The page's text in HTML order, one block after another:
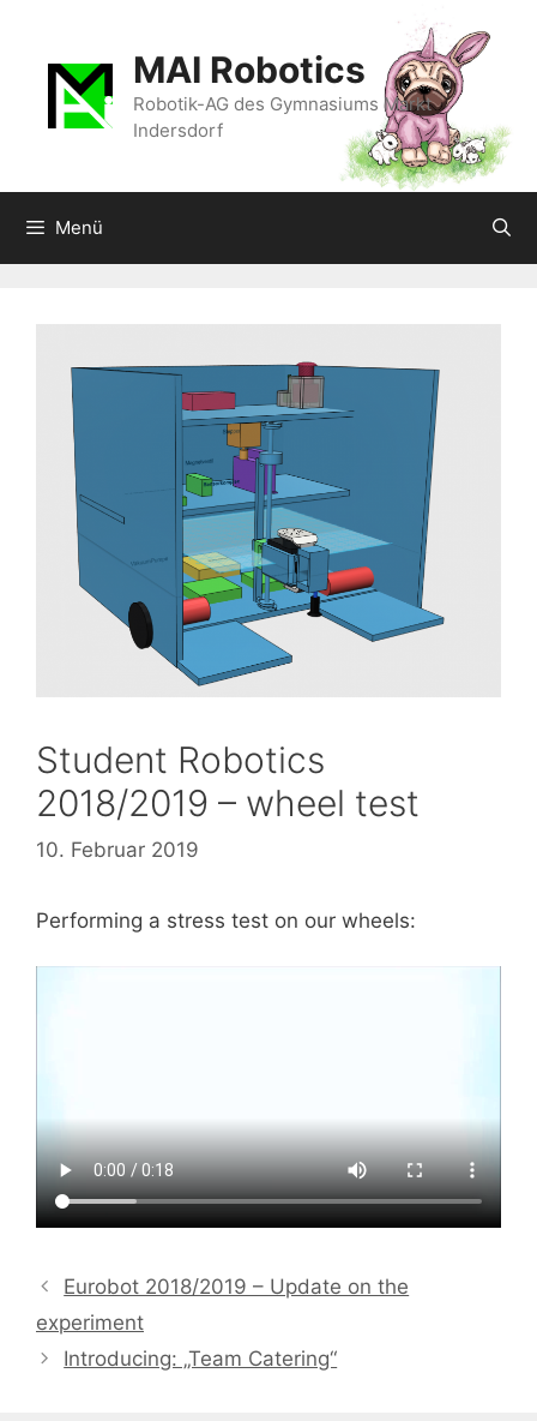
springen
MAI Robotics
Robotik-AG des Gymnasiums Markt
Indersdorf
Menü
Student Robotics
2018/2019 – wheel test
10. Februar 2019
Performing a stress test on our wheels:
Eurobot 2018/2019 – Update on the
experiment
Introducing: „Team Catering“